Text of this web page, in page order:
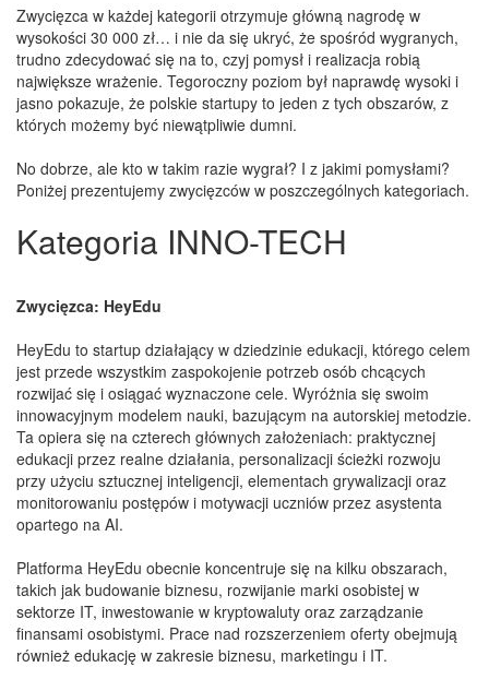
Zwycięzca w każdej kategorii otrzymuje główną nagrodę w
wysokości 30 000 zł… i nie da się ukryć, że spośród wygranych,
trudno zdecydować się na to, czyj pomysł i realizacja robią
największe wrażenie. Tegoroczny poziom był naprawdę wysoki i
jasno pokazuje, że polskie startupy to jeden z tych obszarów, z
których możemy być niewątpliwie dumni.
No dobrze, ale kto w takim razie wygrał? I z jakimi pomysłami?
Poniżej prezentujemy zwycięzców w poszczególnych kategoriach.
Kategoria INNO-TECH
Zwycięzca: HeyEdu
HeyEdu to startup działający w dziedzinie edukacji, którego celem
jest przede wszystkim zaspokojenie potrzeb osób chcących
rozwijać się i osiągać wyznaczone cele. Wyróżnia się swoim
innowacyjnym modelem nauki, bazującym na autorskiej metodzie.
Ta opiera się na czterech głównych założeniach: praktycznej
edukacji przez realne działania, personalizacji ścieżki rozwoju
przy użyciu sztucznej inteligencji, elementach grywalizacji oraz
monitorowaniu postępów i motywacji uczniów przez asystenta
opartego na AI.
Platforma HeyEdu obecnie koncentruje się na kilku obszarach,
takich jak budowanie biznesu, rozwijanie marki osobistej w
sektorze IT, inwestowanie w kryptowaluty oraz zarządzanie
finansami osobistymi. Prace nad rozszerzeniem oferty obejmują
również edukację w zakresie biznesu, marketingu i IT.